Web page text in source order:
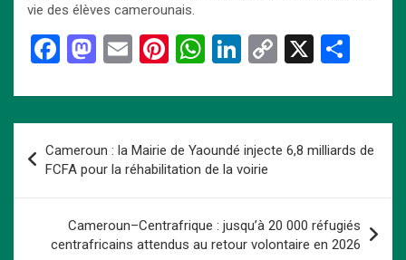
vie des élèves camerounais.
F
ce
o
o
k
M
st
d
o
n
E
ail
Pi
er
es
t
W
at
A
p
p
Li
ke
dI
n
C
py
Li
n
k
X
ta
g
er
de
l’article
Cameroun : la Mairie de Yaoundé injecte 6,8 milliards de
FCFA pour la réhabilitation de la voirie
Cameroun–Centrafrique : jusqu’à 20 000 réfugiés
centrafricains attendus au retour volontaire en 2026